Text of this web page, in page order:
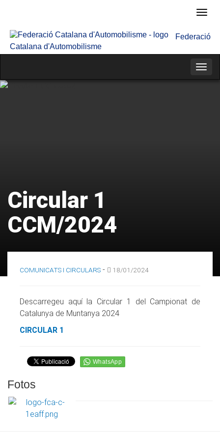
Federació
Catalana d'Automobilisme
Circular 1
CCM/2024
COMUNICATS I CIRCULARS - 18/01/2024
Descarregeu aquí la Circular 1 del Campionat de
Catalunya de Muntanya 2024
CIRCULAR 1
Fotos